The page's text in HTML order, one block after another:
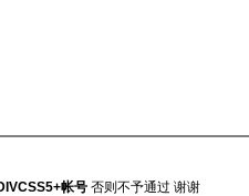
帐号 否则不予通过 谢谢